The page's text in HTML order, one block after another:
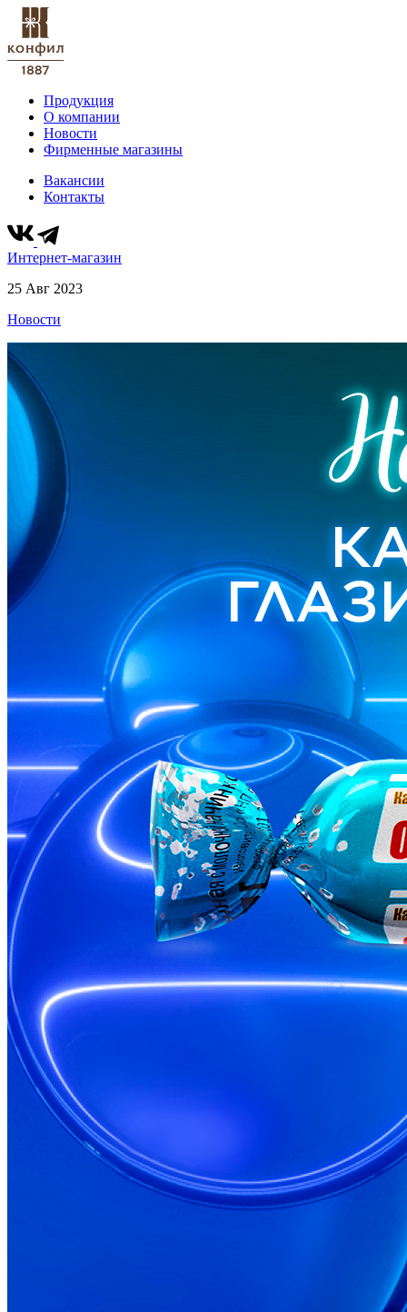
Продукция
О компании
Новости
Фирменные магазины
Вакансии
Контакты
Интернет-магазин
25 Авг 2023
Новости